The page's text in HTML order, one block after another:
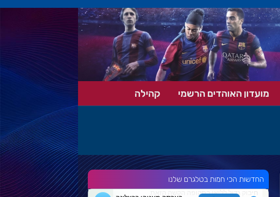
מועדון האוהדים הרשמי קהילה
החדשות הכי חמות בטלגרם שלנו